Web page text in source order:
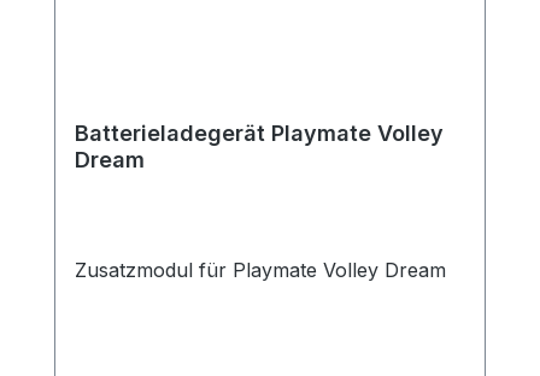
Batterieladegerät Playmate Volley
Dream
Zusatzmodul für Playmate Volley Dream